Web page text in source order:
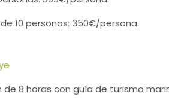
10 personas: 350€/persona.
de 8 horas con guía de turismo